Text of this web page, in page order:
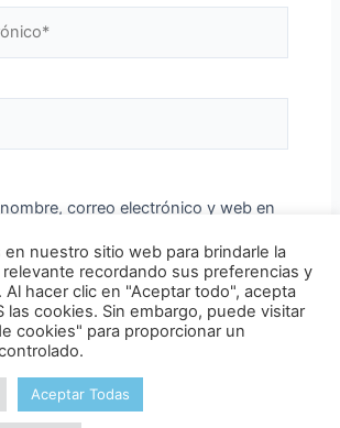
correo electrónico y web en
de patinaje en línea Vigo | Powered by
nuestro sitio web para brindarle la
recordando sus preferencias y
Al hacer clic en "Aceptar todo", acepta
las cookies. Sin embargo, puede visitar
cookies" para proporcionar un
Aceptar Todas